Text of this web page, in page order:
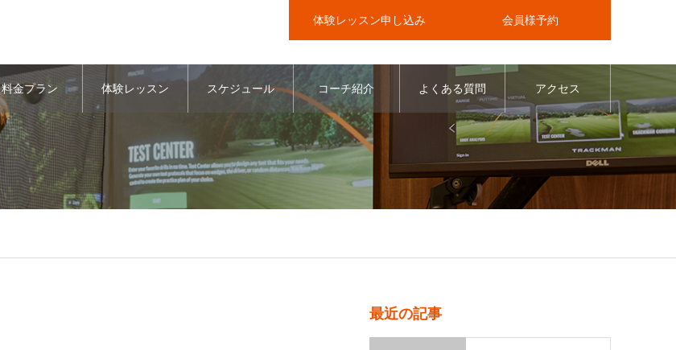
体験レッスン申し込み 会員様予約
料金プラン 体験レッスン スケジュール コーチ紹介 よくある質問 アクセス
最近の記事